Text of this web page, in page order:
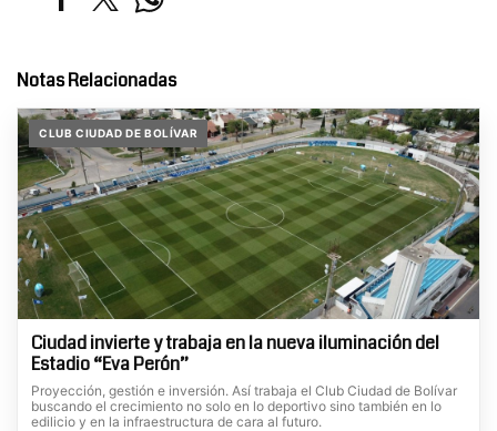
Notas Relacionadas
CLUB CIUDAD DE BOLÍVAR
Ciudad invierte y trabaja en la nueva iluminación del
Estadio “Eva Perón”
Proyección, gestión e inversión. Así trabaja el Club Ciudad de Bolívar
buscando el crecimiento no solo en lo deportivo sino también en lo
edilicio y en la infraestructura de cara al futuro.